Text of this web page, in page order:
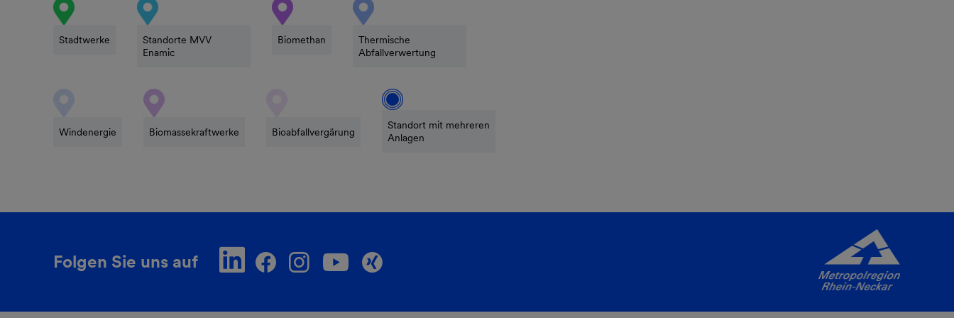
Stadtwerke
Standorte MVV
Enamic
Biomethan
Thermische
Abfallverwertung
Windenergie Biomassekraftwerke Bioabfallvergärung
Standort mit mehreren
Anlagen
Folgen Sie uns auf